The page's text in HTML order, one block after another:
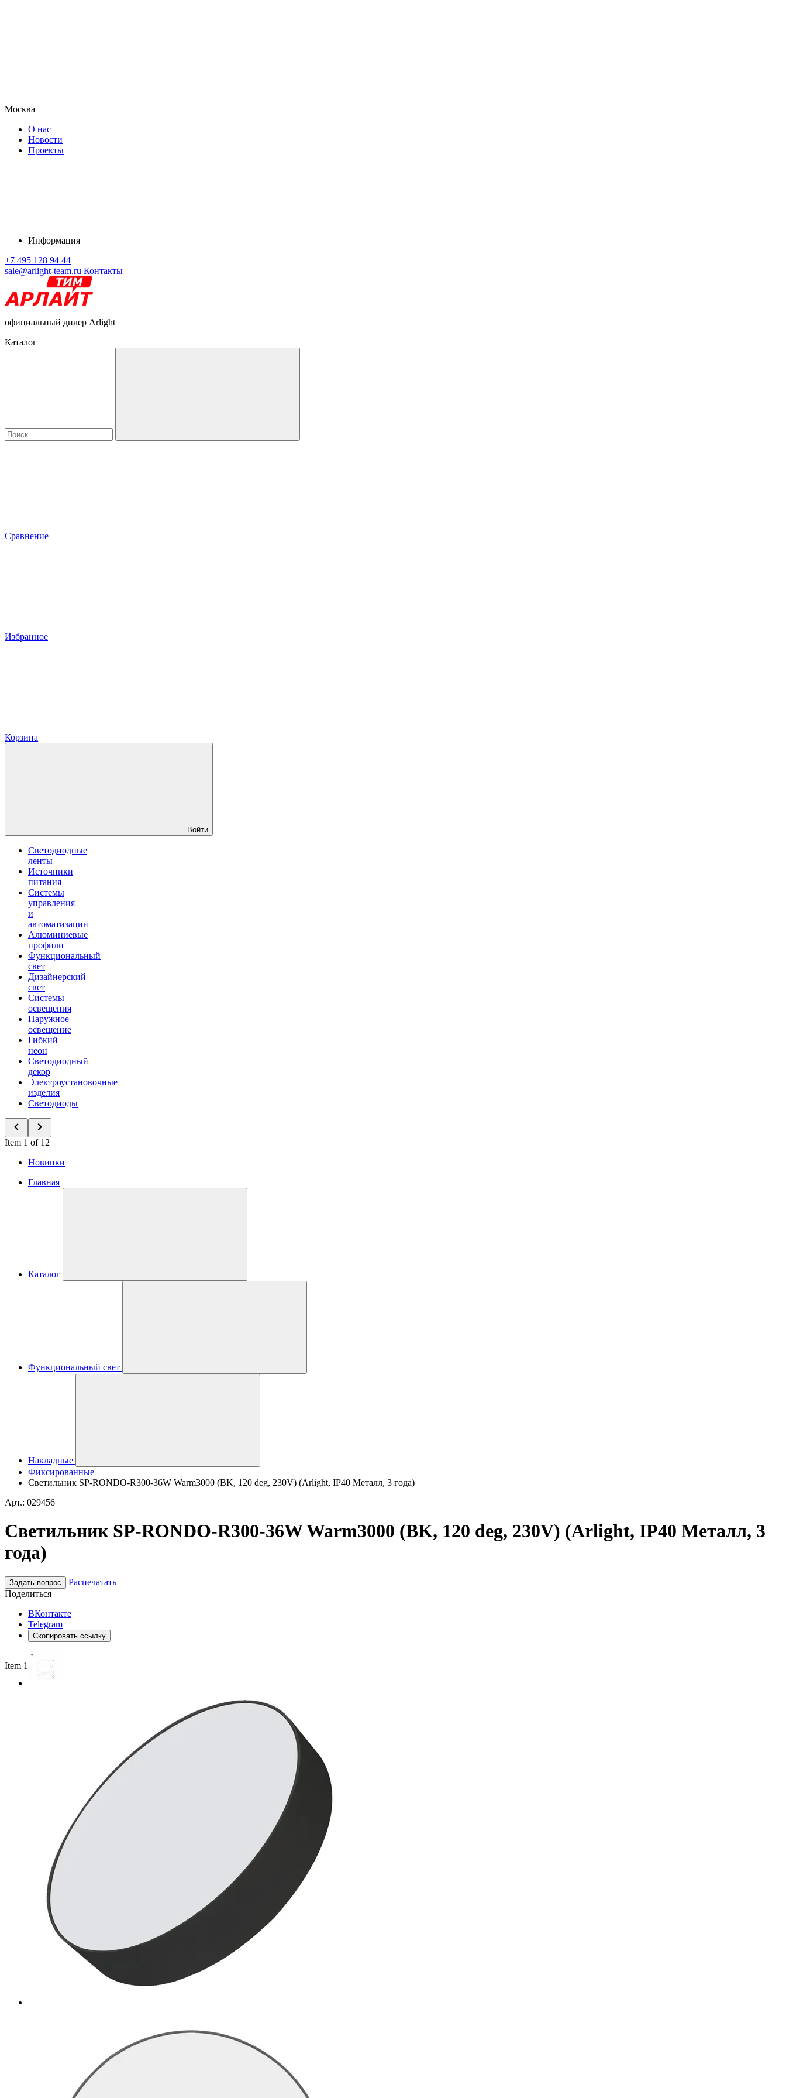
Москва
О нас
Новости
Проекты
Информация
+7 495 128 94 44
sale@arlight-team.ru Контакты
официальный дилер Arlight
Каталог
Сравнение
Избранное
Корзина
Войти
Светодиодные
ленты
Источники
питания
Системы
управления
и
автоматизации
Алюминиевые
профили
Функциональный
свет
Дизайнерский
свет
Системы
освещения
Наружное
освещение
Гибкий
неон
Светодиодный
декор
Электроустановочные
изделия
Светодиоды
Item 1 of 12
Новинки
Главная
Каталог
Функциональный свет
Накладные
Фиксированные
Светильник SP-RONDO-R300-36W Warm3000 (BK, 120 deg, 230V) (Arlight, IP40 Металл, 3 года)
Арт.: 029456
Светильник SP-RONDO-R300-36W Warm3000 (BK, 120 deg, 230V) (Arlight, IP40 Металл, 3
года)
Задать вопрос
Распечатать
Поделиться
ВКонтакте
Telegram
Скопировать ссылку
Item 1 of 3